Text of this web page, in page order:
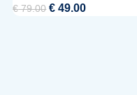
€79.00 € 49.00